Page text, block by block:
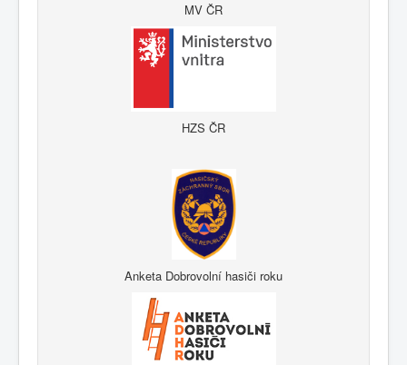
MV ČR
HZS ČR
Anketa Dobrovolní hasiči roku